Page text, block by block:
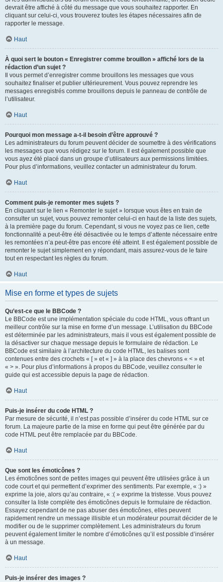
devrait être affiché à côté du message que vous souhaitez rapporter. En
cliquant sur celui-ci, vous trouverez toutes les étapes nécessaires afin de
rapporter le message.
Haut
À quoi sert le bouton « Enregistrer comme brouillon » affiché lors de la
rédaction d’un sujet ?
Il vous permet d’enregistrer comme brouillons les messages que vous
souhaitez finaliser et publier ultérieurement. Vous pouvez reprendre les
messages enregistrés comme brouillons depuis le panneau de contrôle de
l’utilisateur.
Haut
Pourquoi mon message a-t-il besoin d’être approuvé ?
Les administrateurs du forum peuvent décider de soumettre à des vérifications
les messages que vous rédigez sur le forum. Il est également possible que
vous ayez été placé dans un groupe d’utilisateurs aux permissions limitées.
Pour plus d’informations, veuillez contacter un administrateur du forum.
Haut
Comment puis-je remonter mes sujets ?
En cliquant sur le lien « Remonter le sujet » lorsque vous êtes en train de
consulter un sujet, vous pouvez remonter celui-ci en haut de la liste des sujets,
à la première page du forum. Cependant, si vous ne voyez pas ce lien, cette
fonctionnalité a peut-être été désactivée ou le temps d’attente nécessaire entre
les remontées n’a peut-être pas encore été atteint. Il est également possible de
remonter le sujet simplement en y répondant, mais assurez-vous de le faire
tout en respectant les règles du forum.
Haut
Mise en forme et types de sujets
Qu’est-ce que le BBCode ?
Le BBCode est une implémentation spéciale du code HTML, vous offrant un
meilleur contrôle sur la mise en forme d’un message. L’utilisation du BBCode
est déterminée par les administrateurs, mais il vous est également possible de
la désactiver sur chaque message depuis le formulaire de rédaction. Le
BBCode est similaire à l’architecture du code HTML, les balises sont
contenues entre des crochets « [ » et « ] » à la place des chevrons « < » et
« > ». Pour plus d’informations à propos du BBCode, veuillez consulter le
guide qui est accessible depuis la page de rédaction.
Haut
Puis-je insérer du code HTML ?
Par mesure de sécurité, il n’est pas possible d’insérer du code HTML sur ce
forum. La majeure partie de la mise en forme qui peut être générée par du
code HTML peut être remplacée par du BBCode.
Haut
Que sont les émoticônes ?
Les émoticônes sont de petites images qui peuvent être utilisées grâce à un
code court et qui permettent d’exprimer des sentiments. Par exemple, « :) »
exprime la joie, alors qu’au contraire, « :( » exprime la tristesse. Vous pouvez
consulter la liste complète des émoticônes depuis le formulaire de rédaction.
Essayez cependant de ne pas abuser des émoticônes, elles peuvent
rapidement rendre un message illisible et un modérateur pourrait décider de le
modifier ou de le supprimer complètement. Les administrateurs du forum
peuvent également limiter le nombre d’émoticônes qu’il est possible d’insérer
à un message.
Haut
Puis-je insérer des images ?